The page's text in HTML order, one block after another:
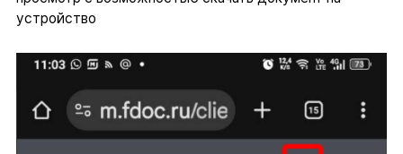
устройство